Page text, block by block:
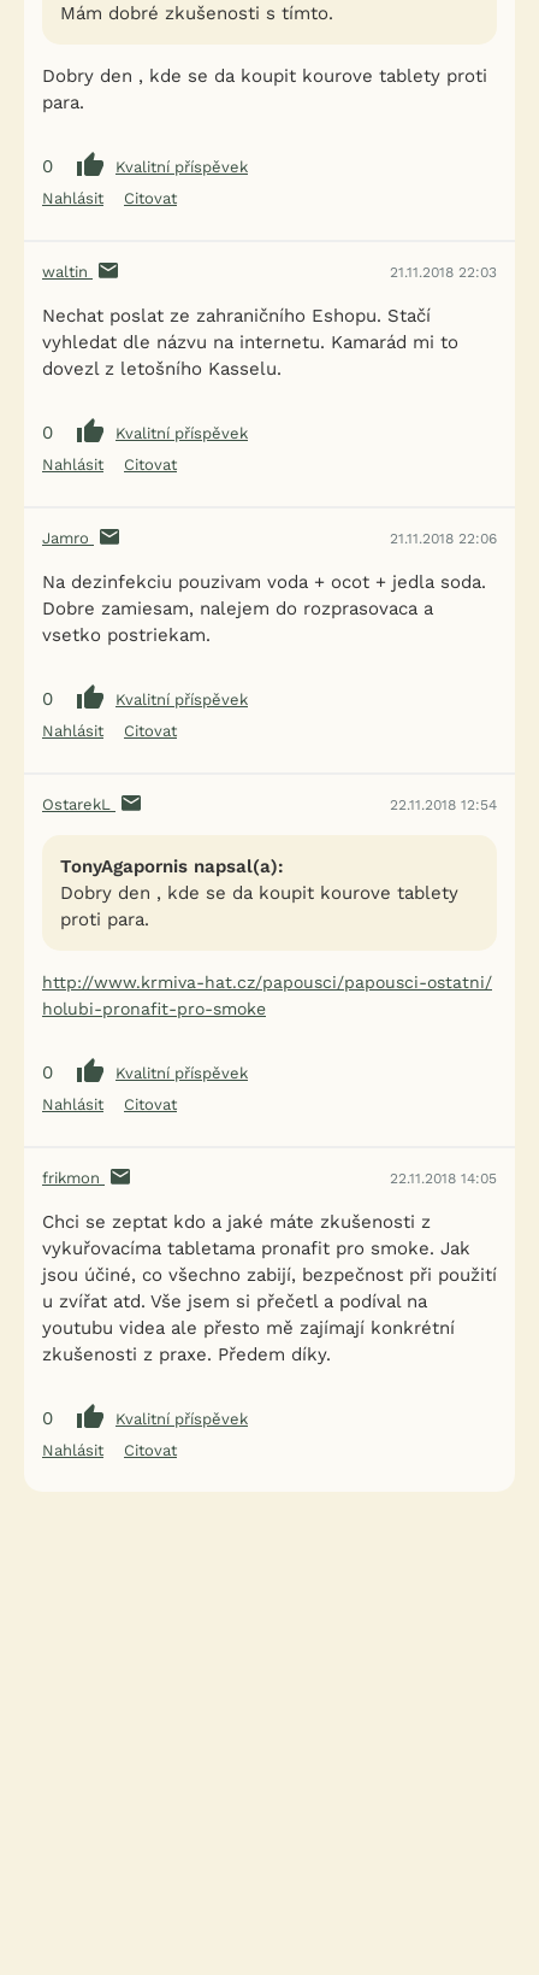
Mám dobré zkušenosti s tímto.
Dobry den , kde se da koupit kourove tablety proti
para.
0
Kvalitní příspěvek
Nahlásit
Citovat
waltin 21.11.2018 22:03
Nechat poslat ze zahraničního Eshopu. Stačí
vyhledat dle názvu na internetu. Kamarád mi to
dovezl z letošního Kasselu.
0
Kvalitní příspěvek
Nahlásit
Citovat
Jamro 21.11.2018 22:06
Na dezinfekciu pouzivam voda + ocot + jedla soda.
Dobre zamiesam, nalejem do rozprasovaca a
vsetko postriekam.
0
Kvalitní příspěvek
Nahlásit
Citovat
OstarekL 22.11.2018 12:54
TonyAgapornis napsal(a):
Dobry den , kde se da koupit kourove tablety
proti para.
http://www.krmiva-hat.cz/papousci/papousci-ostatni/
holubi-pronafit-pro-smoke
0
Kvalitní příspěvek
Nahlásit
Citovat
frikmon 22.11.2018 14:05
Chci se zeptat kdo a jaké máte zkušenosti z
vykuřovacíma tabletama pronafit pro smoke. Jak
jsou účiné, co všechno zabijí, bezpečnost při použití
u zvířat atd. Vše jsem si přečetl a podíval na
youtubu videa ale přesto mě zajímají konkrétní
zkušenosti z praxe. Předem díky.
0
Kvalitní příspěvek
Nahlásit
Citovat